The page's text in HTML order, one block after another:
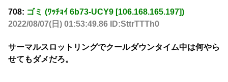
708: ゴミ (ﾜｯﾁｮｲ 6b73-UCY9 [106.168.165.197])
2022/08/07(日) 01:53:49.86 ID:SttrTTTh0
サーマルスロットリングでクールダウンタイム中は何やら
せてもダメだろ。